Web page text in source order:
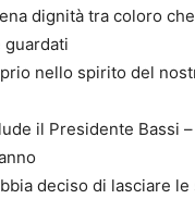
dignità tra coloro
nello spirito del
il Presidente Bassi
deciso di lasciare le